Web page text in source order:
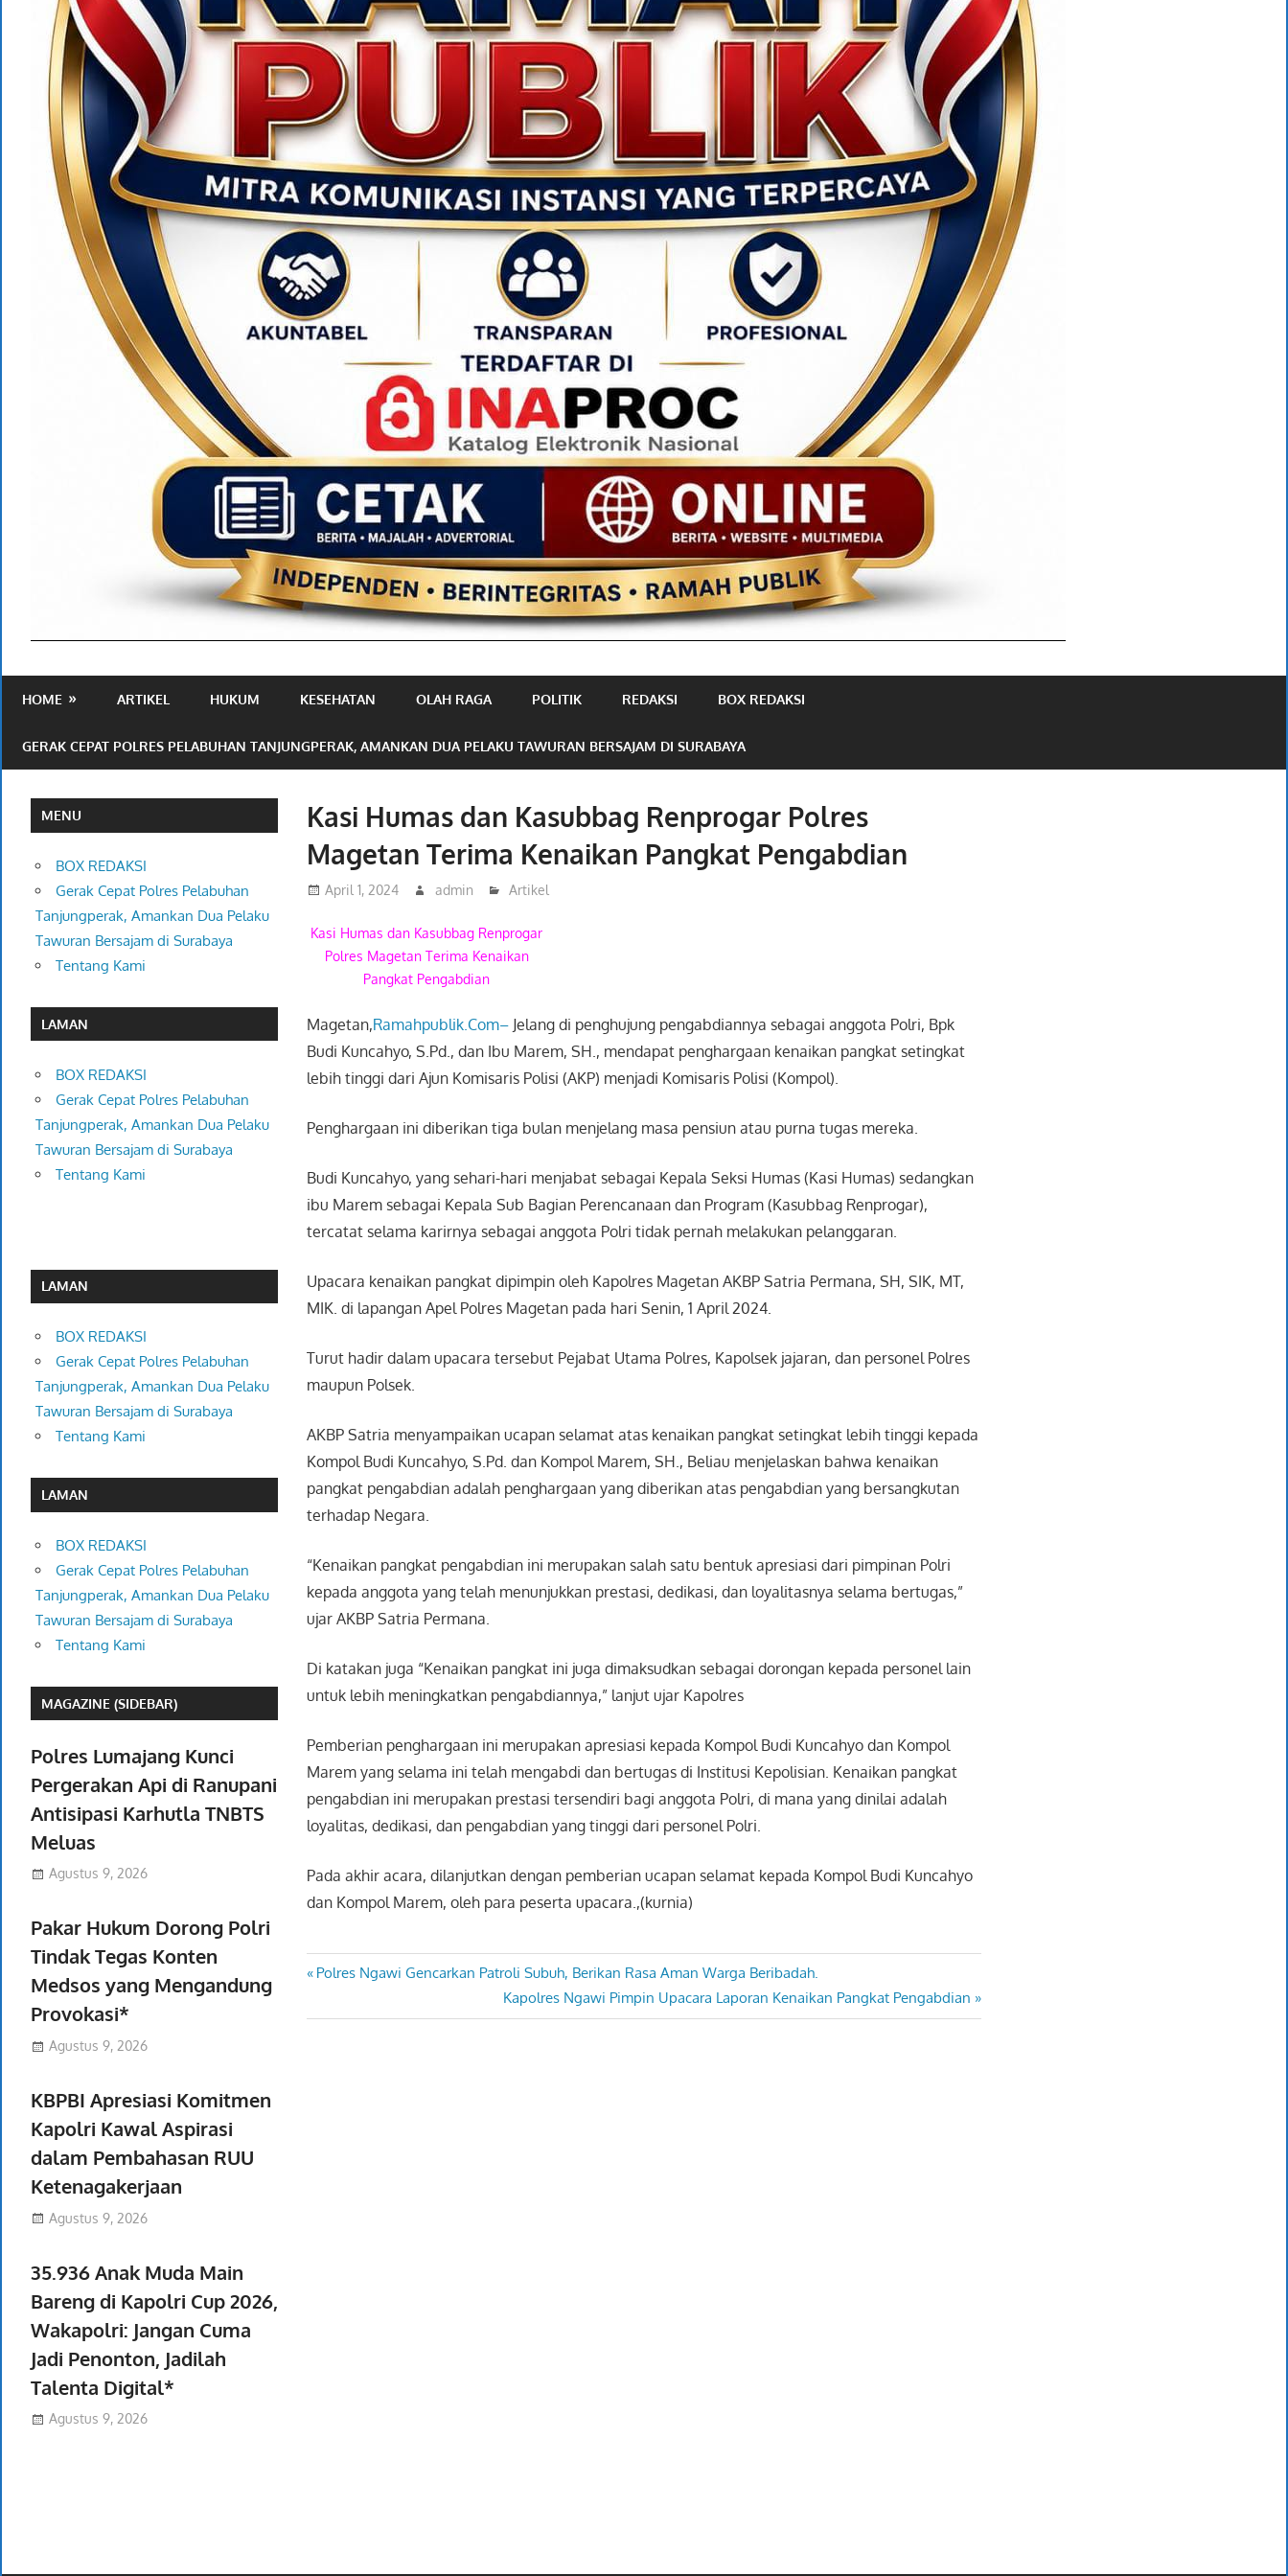
Publik
HOME ARTIKEL HUKUM KESEHATAN OLAH RAGA POLITIK REDAKSI BOX REDAKSI
GERAK CEPAT POLRES PELABUHAN TANJUNGPERAK, AMANKAN DUA PELAKU TAWURAN BERSAJAM DI SURABAYA
Kasi Humas dan Kasubbag Renprogar Polres
Magetan Terima Kenaikan Pangkat Pengabdian
April 1, 2024 admin Artikel
Kasi Humas dan Kasubbag Renprogar
Polres Magetan Terima Kenaikan
Pangkat Pengabdian
Magetan,Ramahpublik.Com– Jelang di penghujung pengabdiannya sebagai anggota Polri, Bpk
Budi Kuncahyo, S.Pd., dan Ibu Marem, SH., mendapat penghargaan kenaikan pangkat setingkat
lebih tinggi dari Ajun Komisaris Polisi (AKP) menjadi Komisaris Polisi (Kompol).
Penghargaan ini diberikan tiga bulan menjelang masa pensiun atau purna tugas mereka.
Budi Kuncahyo, yang sehari-hari menjabat sebagai Kepala Seksi Humas (Kasi Humas) sedangkan
ibu Marem sebagai Kepala Sub Bagian Perencanaan dan Program (Kasubbag Renprogar),
tercatat selama karirnya sebagai anggota Polri tidak pernah melakukan pelanggaran.
Upacara kenaikan pangkat dipimpin oleh Kapolres Magetan AKBP Satria Permana, SH, SIK, MT,
MIK. di lapangan Apel Polres Magetan pada hari Senin, 1 April 2024.
Turut hadir dalam upacara tersebut Pejabat Utama Polres, Kapolsek jajaran, dan personel Polres
maupun Polsek.
AKBP Satria menyampaikan ucapan selamat atas kenaikan pangkat setingkat lebih tinggi kepada
Kompol Budi Kuncahyo, S.Pd. dan Kompol Marem, SH., Beliau menjelaskan bahwa kenaikan
pangkat pengabdian adalah penghargaan yang diberikan atas pengabdian yang bersangkutan
terhadap Negara.
“Kenaikan pangkat pengabdian ini merupakan salah satu bentuk apresiasi dari pimpinan Polri
kepada anggota yang telah menunjukkan prestasi, dedikasi, dan loyalitasnya selama bertugas,”
ujar AKBP Satria Permana.
Di katakan juga “Kenaikan pangkat ini juga dimaksudkan sebagai dorongan kepada personel lain
untuk lebih meningkatkan pengabdiannya,” lanjut ujar Kapolres
Pemberian penghargaan ini merupakan apresiasi kepada Kompol Budi Kuncahyo dan Kompol
Marem yang selama ini telah mengabdi dan bertugas di Institusi Kepolisian. Kenaikan pangkat
pengabdian ini merupakan prestasi tersendiri bagi anggota Polri, di mana yang dinilai adalah
loyalitas, dedikasi, dan pengabdian yang tinggi dari personel Polri.
Pada akhir acara, dilanjutkan dengan pemberian ucapan selamat kepada Kompol Budi Kuncahyo
dan Kompol Marem, oleh para peserta upacara.,(kurnia)
Navigasi
pos
Previous
Polres Ngawi Gencarkan Patroli Subuh, Berikan Rasa Aman Warga Beribadah.
Next
Post:
Kapolres Ngawi Pimpin Upacara Laporan Kenaikan Pangkat Pengabdian
MENU
BOX REDAKSI
Gerak Cepat Polres Pelabuhan
Tanjungperak, Amankan Dua Pelaku
Tawuran Bersajam di Surabaya
Tentang Kami
LAMAN
BOX REDAKSI
Gerak Cepat Polres Pelabuhan
Tanjungperak, Amankan Dua Pelaku
Tawuran Bersajam di Surabaya
Tentang Kami
LAMAN
BOX REDAKSI
Gerak Cepat Polres Pelabuhan
Tanjungperak, Amankan Dua Pelaku
Tawuran Bersajam di Surabaya
Tentang Kami
LAMAN
BOX REDAKSI
Gerak Cepat Polres Pelabuhan
Tanjungperak, Amankan Dua Pelaku
Tawuran Bersajam di Surabaya
Tentang Kami
MAGAZINE (SIDEBAR)
Polres Lumajang Kunci
Pergerakan Api di Ranupani
Antisipasi Karhutla TNBTS
Meluas
Agustus 9, 2026
Pakar Hukum Dorong Polri
Tindak Tegas Konten
Medsos yang Mengandung
Provokasi*
Agustus 9, 2026
KBPBI Apresiasi Komitmen
Kapolri Kawal Aspirasi
dalam Pembahasan RUU
Ketenagakerjaan
Agustus 9, 2026
35.936 Anak Muda Main
Bareng di Kapolri Cup 2026,
Wakapolri: Jangan Cuma
Jadi Penonton, Jadilah
Talenta Digital*
Agustus 9, 2026